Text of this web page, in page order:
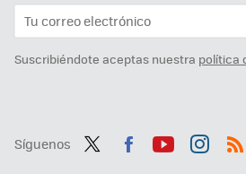
Suscribiéndote aceptas nuestra política
Síguenos